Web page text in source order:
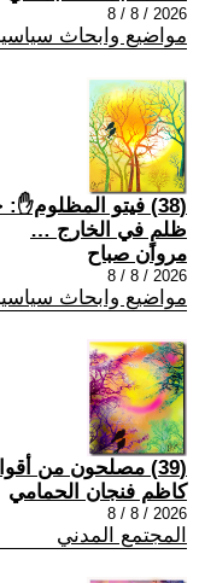
2026 / 8 / 8
مواضيع وابحاث
(38) فيتو
ظلمٍ في الخارج …
مروان صباح
2026 / 8 / 8
مواضيع وابحاث
(39) مصلحون من أقوام بعيدة
كاظم فنجان الحمامي
2026 / 8 / 8
المجتمع المدني